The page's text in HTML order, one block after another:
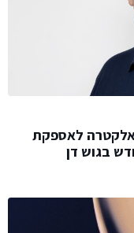
אלקטרה לאספקת
בגוש דן